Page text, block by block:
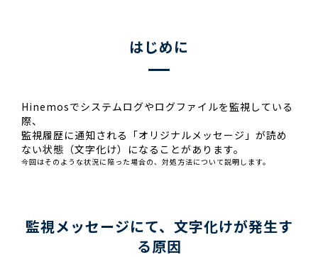
はじめに
Hinemosでシステムログやログファイルを監視している
際、
監視履歴に通知される「オリジナルメッセージ」が読め
ない状態（文字化け）になることがあります。
今回はそのような状況に陥った場合の、対処方法について説明します。
監視メッセージにて、文字化けが発生す
る原因